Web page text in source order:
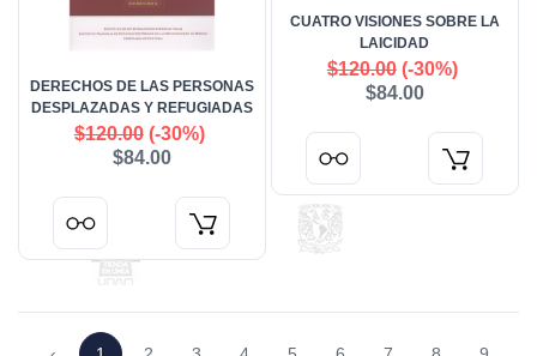
CUATRO VISIONES SOBRE LA
LAICIDAD
$120.00(-30%)
$84.00
DERECHOS DE LAS PERSONAS
DESPLAZADAS Y REFUGIADAS
$120.00(-30%)
$84.00